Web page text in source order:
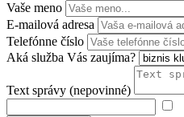
Vaše meno
E-mailová adresa
Telefónne číslo
Aká služba Vás zaujíma?
Text správy (nepovinné)